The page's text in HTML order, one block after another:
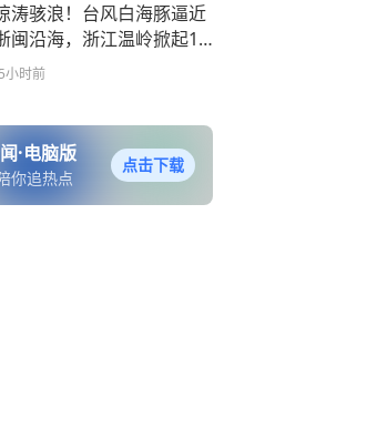
涛骇浪！台风白海豚逼近
闽沿海，浙江温岭掀起15
米巨浪！
小时前
·电脑版
你追热点
点击下载